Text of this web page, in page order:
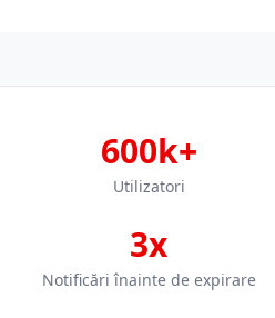
600k+
Utilizatori
3x
Notificări înainte de expirare